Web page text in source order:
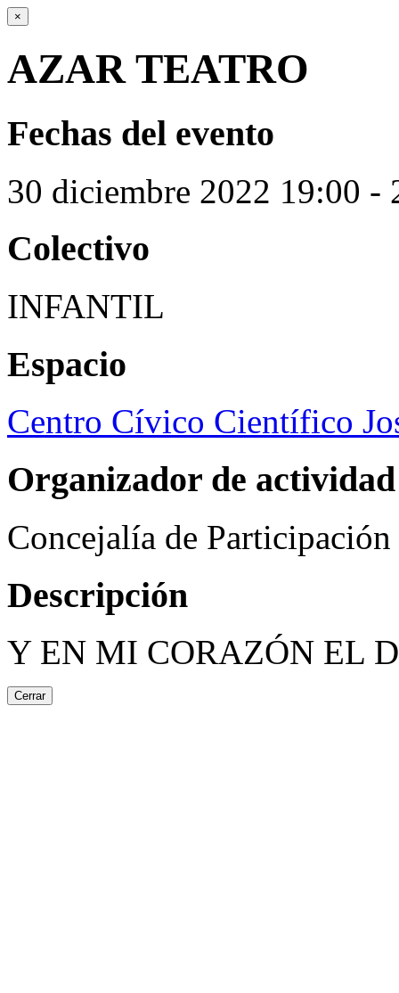
×
AZAR TEATRO
Fechas del evento
30 diciembre 2022 19:00 -
Colectivo
INFANTIL
Espacio
Centro Cívico Científico
Organizador de actividad
Concejalía de
Descripción
Y EN MI CORAZÓN EL
Cerrar